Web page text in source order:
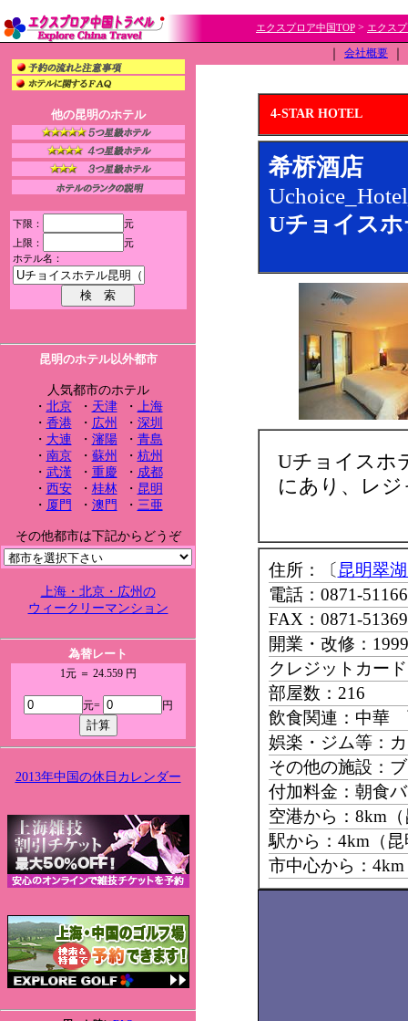
エクスプロア中国TOP > エクス
他の昆明のホテル
下限：
元
上限：
元
ホテル名：
昆明のホテル以外都市
人気都市のホテル
・ 北京・ 天津・ 上海
・ 香港・ 広州 ・ 深圳
・ 大連 ・ 瀋陽・ 青島
・ 南京・ 蘇州 ・ 杭州
・ 武漢 ・ 重慶 ・ 成都
・ 西安・ 桂林・ 昆明
・ 厦門 ・ 澳門 ・ 三亜
その他都市は下記からどうぞ
上海・北京・広州の
ウィークリーマンション
為替レート
1元 ＝ 24.559 円
元= 円
2013年中国の休日カレンダー
会社概要
4-STAR HOTEL
希桥酒店
Uチョイス
Uチョイスホ
にあり、レ
住所：〔 昆明翠
電話：0871-
FAX：0871-
開業・改修：
クレジットカー
部屋数：216
飲食関連：中華
娯楽・ジム等：
その他の施設：
付加料金：朝食
空港から：8km
駅から：4km（
市中心から：